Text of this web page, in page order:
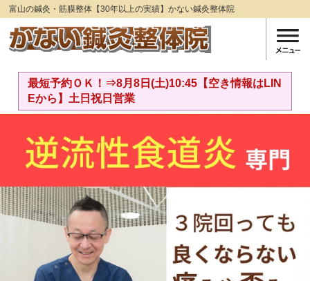
富山の鍼灸・筋膜整体【30年以上の実績】かない鍼灸整体院
最短予約ＯＫ！⇒8月8日(土)10:45【空き情報はLIN
Eから】土日祝日営業